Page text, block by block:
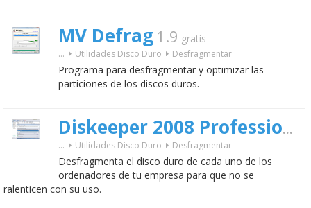
MV Defrag 1.9 gratis
... Utilidades Disco Duro Desfragmentar
Programa para desfragmentar y optimizar las
particiones de los discos duros.
Diskeeper 2008 Professional Ed.
... Utilidades Disco Duro Desfragmentar
Desfragmenta el disco duro de cada uno de los
ordenadores de tu empresa para que no se
ralenticen con su uso.